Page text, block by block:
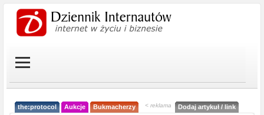
the:protocol Aukcje Bukmacherzy < reklama Dodaj artykuł / link